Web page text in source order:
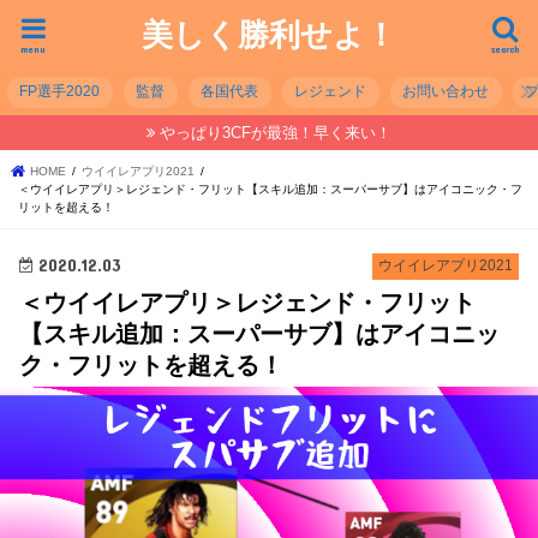
美しく勝利せよ！ search
menu
FP選手2020 監督 各国代表 レジェンド お問い合わせ
やっぱり3CFが最強！早く来い！
HOME
ウイイレアプリ2021
＜ウイイレアプリ＞レジェンド・フリット【スキル追加：スーパーサブ】はアイコニック・フ
リットを超える！
ウイイレアプリ2021
2020.12.03
＜ウイイレアプリ＞レジェンド・フリット
【スキル追加：スーパーサブ】はアイコニッ
ク・フリットを超える！